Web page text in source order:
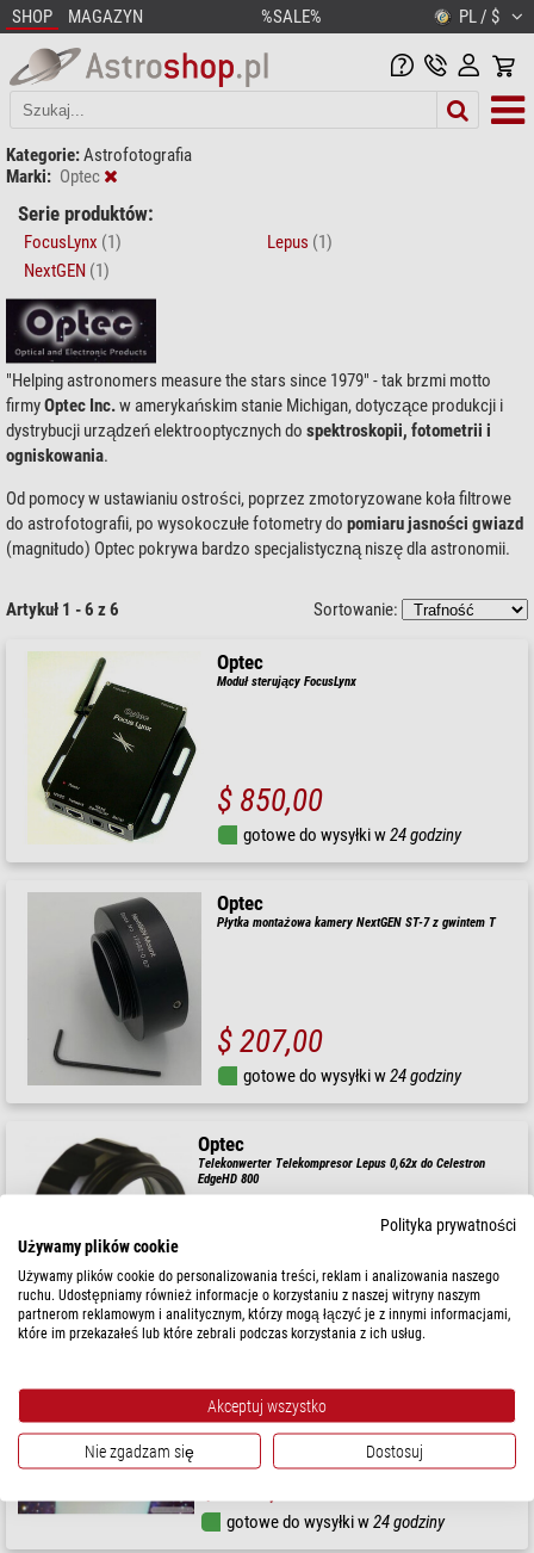
SHOP MAGAZYN %SALE% PL / $
Kategorie:Astrofotografia
Marki: Optec
Serie produktów:
FocusLynx (1) Lepus (1)
NextGEN (1)
"Helping astronomers measure the stars since 1979" - tak brzmi motto
firmyOptec Inc.w amerykańskim stanie Michigan, dotyczące produkcji i
dystrybucji urządzeń elektrooptycznych do spektroskopii, fotometrii i
ogniskowania.
Od pomocy w ustawianiu ostrości, poprzez zmotoryzowane koła filtrowe
do astrofotografii, po wysokoczułe fotometry do pomiaru jasności gwiazd
(magnitudo) Optec pokrywa bardzo specjalistyczną niszę dla astronomii.
Artykuł 1 - 6 z 6 Sortowanie:
Optec
Moduł sterujący FocusLynx
$ 850,00
gotowe do wysyłki w24 godziny
Optec
Płytka montażowa kamery NextGEN ST-7 z gwintem T
$ 207,00
gotowe do wysyłki w24 godziny
Optec
Telekonwerter Telekompresor Lepus 0,62x do Celestron
EdgeHD 800
$ 460,00
gotowe do wysyłki w24 godziny
Maska płskiego pola Flat-Man Gen2 for OTA's up to 8-1/8"
Diameter
Wyprzedaż:
gotowe do wysyłki w24 godziny
Polityka prywatności
Używamy plików cookie
Używamy plików cookie do personalizowania treści, reklam i analizowania naszego
ruchu. Udostępniamy również informacje o korzystaniu z naszej witryny naszym
partnerom reklamowym i analitycznym, którzy mogą łączyć je z innymi informacjami,
które im przekazałeś lub które zebrali podczas korzystania z ich usług.
Akceptuj wszystko
Nie zgadzam się Dostosuj